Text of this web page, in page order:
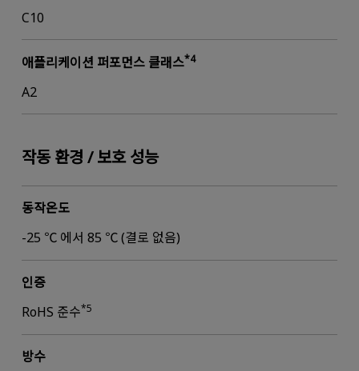
C10
애플리케이션 퍼포먼스 클래스*4
A2
작동 환경 / 보호 성능
동작온도
-25 ℃ 에서 85 ℃ (결로 없음)
인증
RoHS 준수*5
방수